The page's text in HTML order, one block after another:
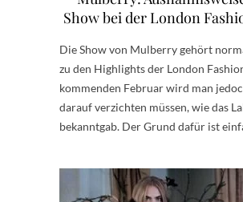
Show bei der London
Die Show von Mulberry gehört
zu den Highlights der London
kommenden Februar wird man
darauf verzichten müssen, wie das
bekanntgab. Der Grund dafür ist